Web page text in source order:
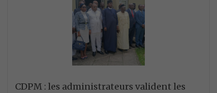
CDPM : les administrateurs valident les